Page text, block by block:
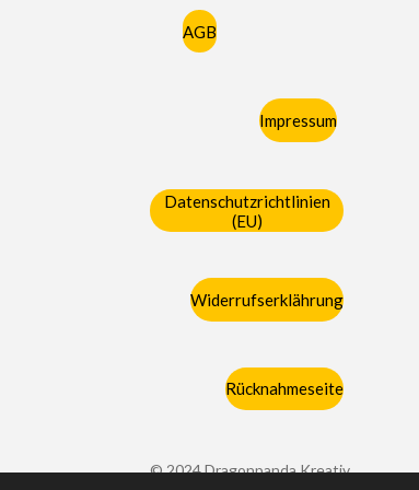
AGB
Impressum
Datenschutzrichtlinien
(EU)
Widerrufserklährung
Rücknahmeseite
© 2024 Dragonpanda Kreativ